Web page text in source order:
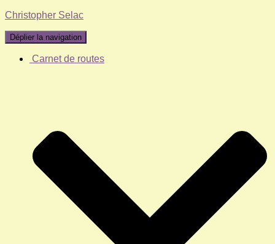
Christopher Selac
Déplier la navigation
Carnet de routes